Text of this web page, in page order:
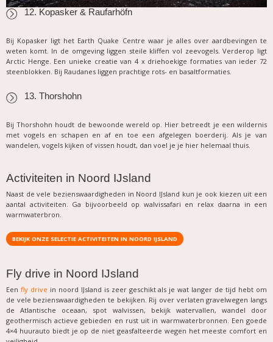
12. Kopasker & Raufarhöfn
Bij Kopasker ligt het Earth Quake Centre waar je alles over aardbevingen te
weten komt. In de omgeving liggen steile kliffen vol zeevogels. Verderop ligt
Arctic Henge. Een unieke creatie van 4 x driehoekige formaties van ieder 72
steenblokken. Bij Raudanes liggen prachtige rots- en basaltformaties.
13. Thorshohn
Bij Thorshohn houdt de bewoonde wereld op. Hier betreedt je een wildernis
met vogels en schapen en af en toe een afgelegen boerderij. Als je van
wandelen, vogels kijken of vissen houdt, dan voel je je hier helemaal thuis.
Activiteiten in Noord IJsland
Naast de vele bezienswaardigheden in Noord IJsland kun je ook kiezen uit een
aantal activiteiten. Ga bijvoorbeeld op walvissafari en relax daarna in een
warmwaterbron.
BEKIJK ONZE SELECTIE ACTIVITEITEN IN NOORD IJSLAND
Fly drive in Noord IJsland
Een fly drive in noord IJsland is zeer geschikt als je wat langer de tijd hebt om
de vele bezienswaardigheden te bekijken. Rij over verlaten gravelwegen langs
de Atlantische oceaan, spot walvissen, bekijk watervallen, wandel door
geothermisch actieve gebieden en rust uit in warmwaterbronnen. Een goede
4×4 huurauto biedt je op de niet geasfalteerde wegen het meeste comfort en